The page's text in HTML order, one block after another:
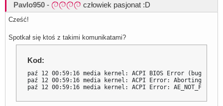
Pavlo950 - człowiek pasjonat :D
Cześć!
Spotkał się ktoś z takimi komunikatami?
Kod:
paź 12 00:59:16 media kernel: ACPI BIOS Error (bug):
paź 12 00:59:16 media kernel: ACPI Error: Aborting
paź 12 00:59:16 media kernel: ACPI Error: